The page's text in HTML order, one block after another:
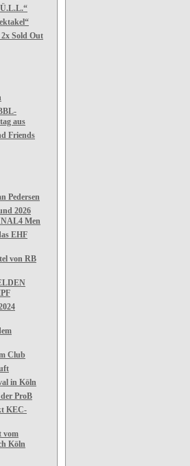
Sold Out
aus
Friends
Pedersen
2026
Men
EHF
von RB
Club
in Köln
ProB
KEC-
vom
Köln